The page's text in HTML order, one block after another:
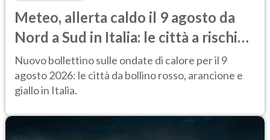
Meteo, allerta caldo il 9 agosto da
Nord a Sud in Italia: le città a rischio
per il Ministero della Salute
Nuovo bollettino sulle ondate di calore per il 9
agosto 2026: le città da bollino rosso, arancione e
giallo in Italia.